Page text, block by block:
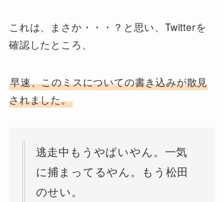
これは、まさか・・・？と思い、Twitterを
確認したところ、
早速、このミスについての書き込みが散見
されました。
逃走中もうやばいやん。一気
に捕まってるやん。もう松田
のせい。